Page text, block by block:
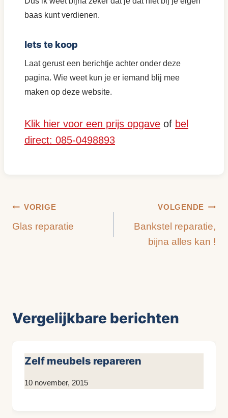
baas kunt verdienen.
Iets te koop
Laat gerust een berichtje achter onder deze
pagina. Wie weet kun je er iemand blij mee
maken op deze website.
Klik hier voor een prijs opgave of bel
direct: 085-0498893
Bericht
navigatie
VORIGE
Glas reparatie
VOLGENDE
Bankstel reparatie,
bijna alles kan !
Vergelijkbare berichten
Zelf meubels repareren
Door
10 november, 2015